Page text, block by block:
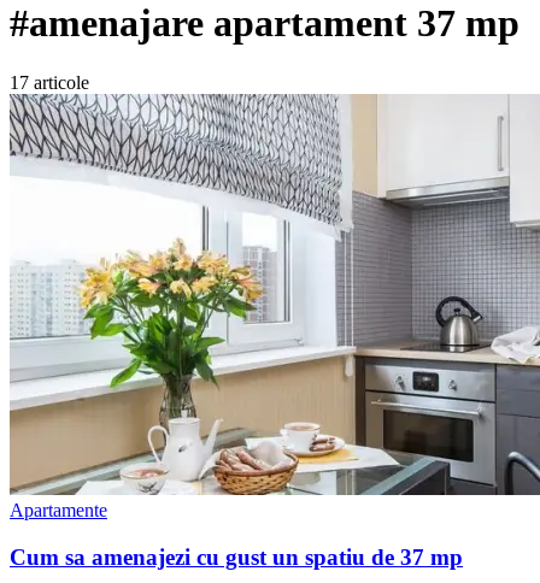
#amenajare apartament 37 mp
17 articole
Apartamente
Cum sa amenajezi cu gust un spatiu de 37 mp